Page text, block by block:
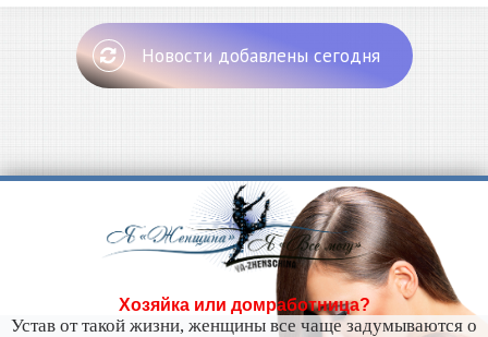
Новости добавлены сегодня
Хозяйка или домработница?
Устав от такой жизни, женщины все чаще задумываются о